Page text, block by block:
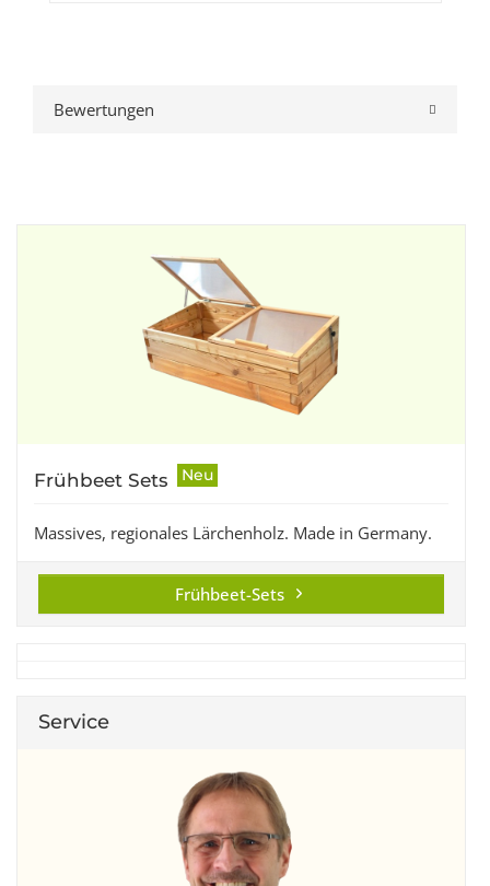
Bewertungen
Frühbeet Sets Neu
Massives, regionales Lärchenholz. Made in Germany.
Frühbeet-Sets
Service